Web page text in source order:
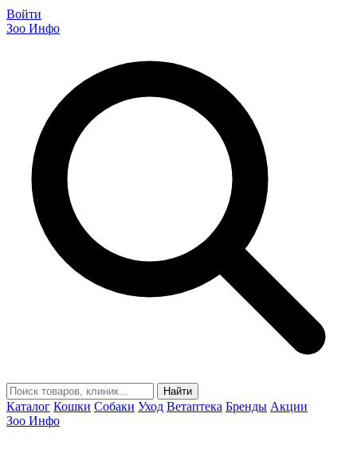
Войти
Зоо Инфо
Найти
Каталог Кошки Собаки Уход Ветаптека Бренды Акции
Зоо Инфо